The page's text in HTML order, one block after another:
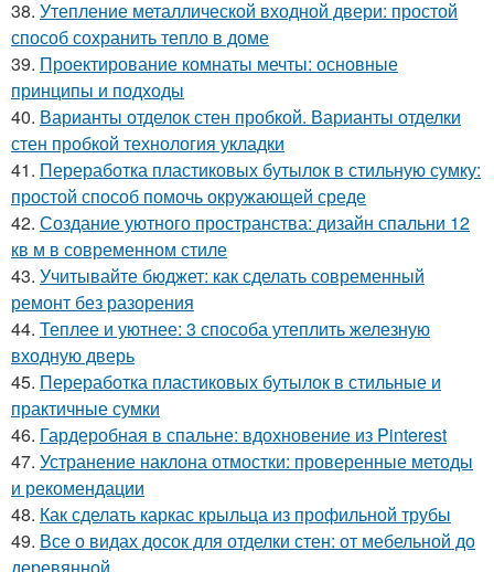
38. Утепление металлической входной двери: простой
способ сохранить тепло в доме
39. Проектирование комнаты мечты: основные
принципы и подходы
40. Варианты отделок стен пробкой. Варианты отделки
стен пробкой технология укладки
41. Переработка пластиковых бутылок в стильную сумку:
простой способ помочь окружающей среде
42. Создание уютного пространства: дизайн спальни 12
кв м в современном стиле
43. Учитывайте бюджет: как сделать современный
ремонт без разорения
44. Теплее и уютнее: 3 способа утеплить железную
входную дверь
45. Переработка пластиковых бутылок в стильные и
практичные сумки
46. Гардеробная в спальне: вдохновение из Pinterest
47. Устранение наклона отмостки: проверенные методы
и рекомендации
48. Как сделать каркас крыльца из профильной трубы
49. Все о видах досок для отделки стен: от мебельной до